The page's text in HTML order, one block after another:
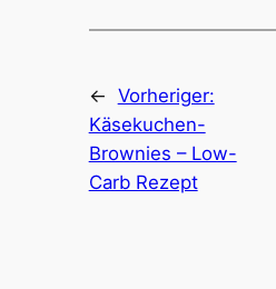
← Vorheriger:
Käsekuchen-
Brownies – Low-
Carb Rezept